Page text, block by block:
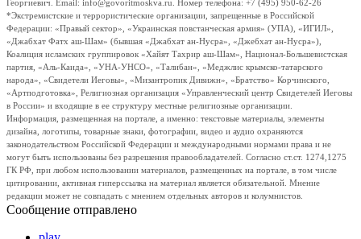
Георгиевич. Email: info@govoritmoskva.ru. Номер телефона: +7 (495) 950-62-26
*Экстремистские и террористические организации, запрещенные в Российской
Федерации: «Правый сектор», «Украинская повстанческая армия» (УПА), «ИГИЛ»,
«Джабхат Фатх аш-Шам» (бывшая «Джабхат ан-Нусра», «Джебхат ан-Нусра»),
Коалиция исламских группировок «Хайят Тахрир аш-Шам», Национал-Большевистская
партия, «Аль-Каида», «УНА-УНСО», «Талибан», «Меджлис крымско-татарского
народа», «Свидетели Иеговы», «Мизантропик Дивижн», «Братство» Корчинского,
«Артподготовка», Религиозная организация «Управленческий центр Свидетелей Иеговы
в России» и входящие в ее структуру местные религиозные организации.
Информация, размещенная на портале, а именно: текстовые материалы, элементы
дизайна, логотипы, товарные знаки, фотографии, видео и аудио охраняются
законодательством Российской Федерации и международными нормами права и не
могут быть использованы без разрешения правообладателей. Согласно ст.ст. 1274,1275
ГК РФ, при любом использовании материалов, размещенных на портале, в том числе
цитировании, активная гиперссылка на материал является обязательной. Мнение
редакции может не совпадать с мнением отдельных авторов и колумнистов.
Сообщение отправлено